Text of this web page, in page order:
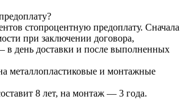
стопроцентную предоплату. Сначала
при заключении договора,
день доставки и после выполненных
металлопластиковые и монтажные
8 лет, на монтаж — 3 года.